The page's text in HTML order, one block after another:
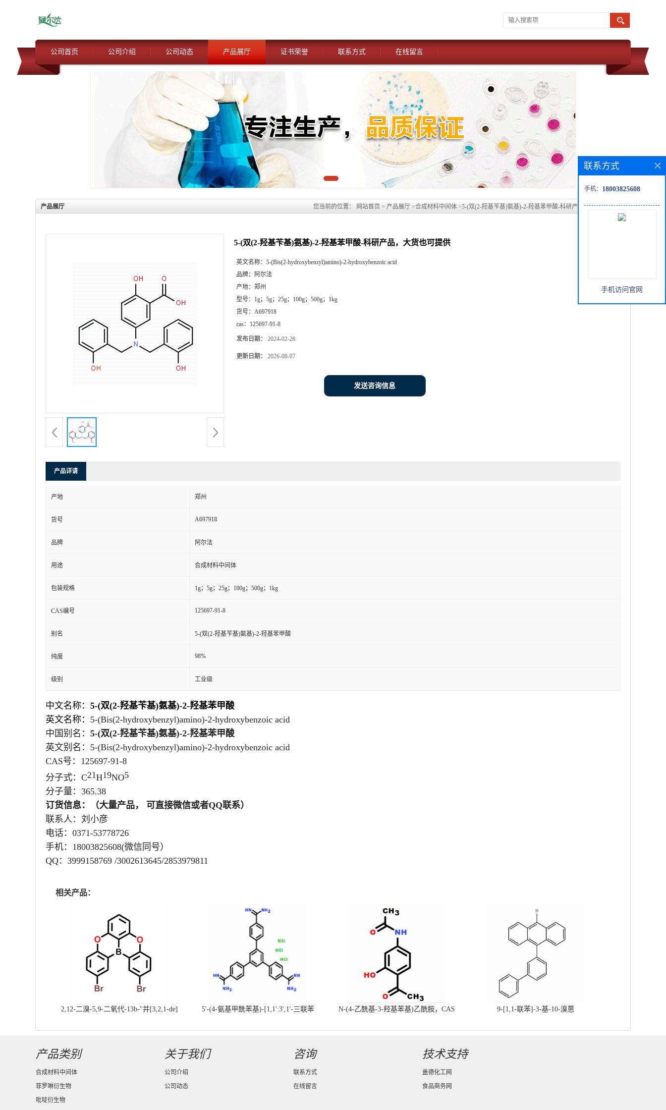
公司首页 公司介绍 公司动态 产品展厅 证书荣誉 联系方式 在线留言
产品展厅 您当前的位置： 网站首页 > 产品展厅 >合成材料中间体 >5-(双(2-羟基苄基)氨基)-2-羟基苯甲酸-科研产品，大货也可提供
5-(双(2-羟基苄基)氨基)-2-羟基苯甲酸-科研产品，大货也可提供
英文名称： 5-(Bis(2-hydroxybenzyl)amino)-2-hydroxybenzoic acid
品牌：
阿尔法
产地： 郑州
型号： 1g；5g；25g；100g；500g；1kg
货号： A697918
cas： 125697-91-8
发布日期： 2024-02-28
更新日期： 2026-08-07
发送咨询信息
产品详请
产地 郑州
货号 A697918
品牌 阿尔法
用途 合成材料中间体
包装规格 1g；5g；25g；100g；500g；1kg
CAS编号 125697-91-8
别名 5-(双(2-羟基苄基)氨基)-2-羟基苯甲酸
纯度 98%
级别 工业级
中文名称： 5-(双(2-羟基苄基)氨基)-2-羟基苯甲酸
英文名称： 5-(Bis(2-hydroxybenzyl)amino)-2-hydroxybenzoic acid
中国别名： 5-(双(2-羟基苄基)氨基)-2-羟基苯甲酸
英文别名： 5-(Bis(2-hydroxybenzyl)amino)-2-hydroxybenzoic acid
CAS号： 125697-91-8
分子式： C21H19NO5
分子量： 365.38
订货信息：（大量产品， 可直接微信或者QQ联系）
联系人：刘小彦
电话：0371-53778726
手机：18003825608(微信同号）
QQ：3999158769 /3002613645/2853979811
相关产品：
2,12-二溴-5,9-二氧代-13b-"并[3,2,1-de]
5'-(4-氨基甲酰苯基)-[1,1':3',1'-三联苯
N-(4-乙酰基-3-羟基苯基)乙酰胺，CAS
9-[1,1-联苯]-3-基-10-溴蒽
联系方式
手机： 18003825608
手机访问官网
产品类别
合成材料中间体
菲罗啉衍生物
吡啶衍生物
关于我们
公司介绍
公司动态
咨询
联系方式
在线留言
技术支持
盖德化工网
食品商务网